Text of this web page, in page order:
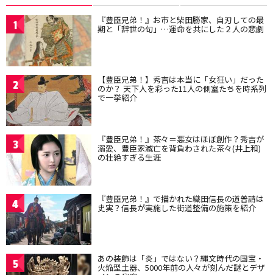
1 『豊臣兄弟！』お市と柴田勝家、自刃しての最
期と「辞世の句」…運命を共にした２人の悲劇
2 【豊臣兄弟！】秀吉は本当に「女狂い」だった
のか？ 天下人を彩った11人の側室たちを時系列
で一挙紹介
3 『豊臣兄弟！』茶々＝悪女はほぼ創作？秀吉が
溺愛、豊臣家滅亡を背負わされた茶々(井上和)
の壮絶すぎる生涯
4 『豊臣兄弟！』で描かれた織田信長の道普請は
史実？信長が実施した街道整備の施策を紹介
5 あの装飾は「炎」ではない？縄文時代の国宝・
火焔型土器、5000年前の人々が刻んだ謎とデザ